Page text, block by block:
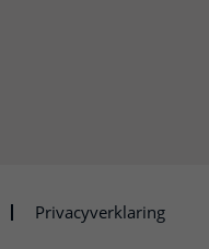
Privacyverklaring